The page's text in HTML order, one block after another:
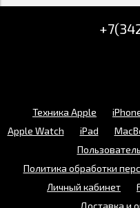
Техника Apple
Apple Watch
iPad
Политика обработки
Личный кабинет
Доставка и